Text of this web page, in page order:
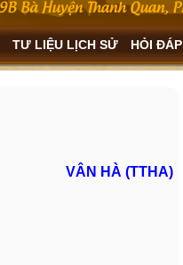
TƯ LIỆU LỊCH SỬ HỎI ĐÁP
VÂN HÀ (TTHA)